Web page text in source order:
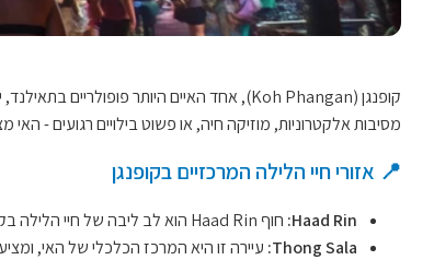
מסיבות אלקטרוניות, מוזיקה חיה, או פשוט בילויים רגועים -
📍 אזורי חיי הלילה המרכזיים בקופנגן
Haad Rin: חוף Haad Rin הוא לב ליבה של חיי הלילה בקופנגן. כאן מתקיימת מסיבת ה-Full Moon המפורסמת, אך האזור מציע גם מסיבות גדולות, ברים ומועדונים שמארחים את המבקרים בכל ערב.
Thong Sala: עיירה זו היא המרכז הכלכלי של האי,